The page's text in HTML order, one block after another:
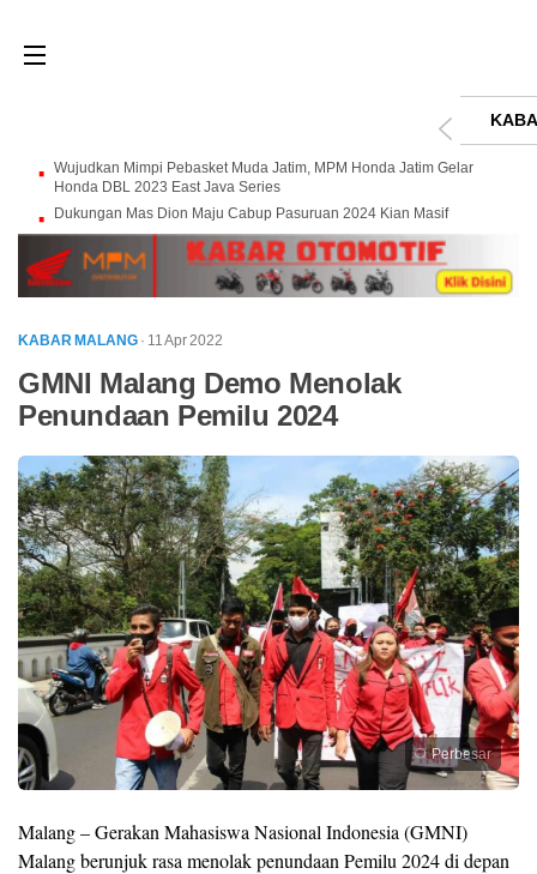
Wujudkan Mimpi Pebasket Muda Jatim, MPM Honda Jatim Gelar
Honda DBL 2023 East Java Series
Dukungan Mas Dion Maju Cabup Pasuruan 2024 Kian Masif
KABAR MALANG · 11 Apr 2022
GMNI Malang Demo Menolak
Penundaan Pemilu 2024
Perbesar
Malang – Gerakan Mahasiswa Nasional Indonesia (GMNI)
Malang berunjuk rasa menolak penundaan Pemilu 2024 di depan